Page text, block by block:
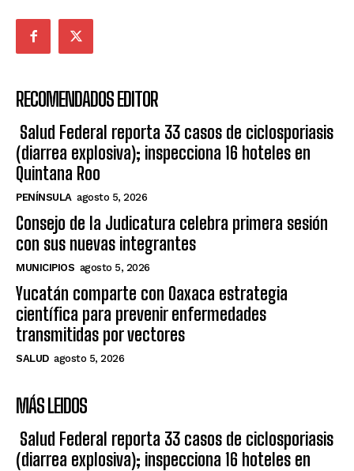
RECOMENDADOS EDITOR
Salud Federal reporta 33 casos de ciclosporiasis
(diarrea explosiva); inspecciona 16 hoteles en
Quintana Roo
PENÍNSULA agosto 5, 2026
Consejo de la Judicatura celebra primera sesión
con sus nuevas integrantes
MUNICIPIOS agosto 5, 2026
Yucatán comparte con Oaxaca estrategia
científica para prevenir enfermedades
transmitidas por vectores
SALUD agosto 5, 2026
MÁS LEIDOS
Salud Federal reporta 33 casos de ciclosporiasis
(diarrea explosiva); inspecciona 16 hoteles en